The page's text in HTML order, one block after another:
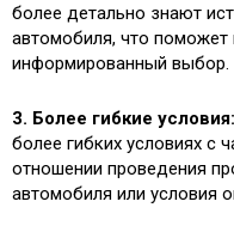
более детально знают
автомобиля, что поможет
информированный выбор.
3. Более гибкие условия:
более гибких условиях с
отношении проведения
автомобиля или условия